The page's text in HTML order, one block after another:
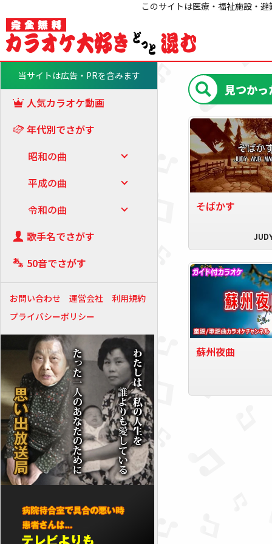
このサイトは医療・福祉施設・
当サイトは広告・PRを含みます
人気カラオケ動画
年代別でさがす
昭和の曲
平成の曲
令和の曲
歌手名でさがす
50音でさがす
お問い合わせ 運営会社
利用規約
プライバシーポリシー
見つか
そばかす
蘇州夜曲